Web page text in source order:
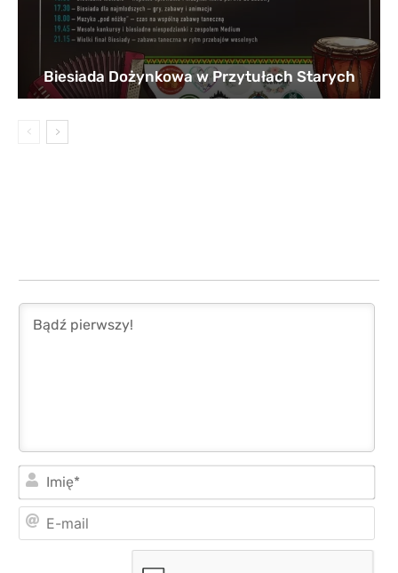
Biesiada Dożynkowa w Przytułach Starych